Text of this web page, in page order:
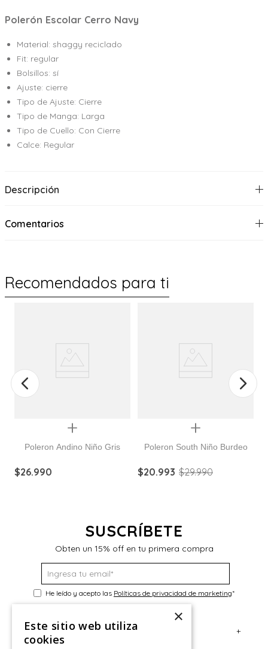
Polerón Escolar Cerro Navy
Material: shaggy reciclado
Fit: regular
Bolsillos: sí
Ajuste: cierre
Tipo de Ajuste: Cierre
Tipo de Manga: Larga
Tipo de Cuello: Con Cierre
Calce: Regular
Descripción
Comentarios
Recomendados para ti
Quickview
Poleron Andino Niño Gris
$26.990
Quickview
Poleron South Niño Burdeo
$20.993 $29.990
SUSCRÍBETE
Obten un 15% off en tu primera compra
He leído y acepto las Políticas de privacidad de marketing*
Servicio al Consumidor +
×
Este sitio web utiliza
cookies